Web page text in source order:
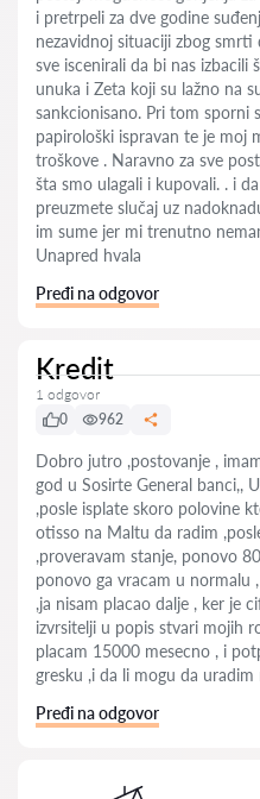
i pretrpeli za dve godine
nezavidnoj situaciji zbog
sve iscenirali da bi nas izbacili
unuka i Zeta koji su lažno na
sankcionisano. Pri tom sporni
papirološki ispravan te je moj
troškove . Naravno za sve
šta smo ulagali i kupovali. . i
preuzmete slučaj uz
im sume jer mi trenutno
Unapred hvala
Pređi na odgovor
Kredit
1 odgovor
0
962
Dobro jutro ,postovanje ,
god u Sosirte General banci,,
,posle isplate skoro polovine
otisso na Maltu da radim
,proveravam stanje, ponovo
ponovo ga vracam u normalu
,ja nisam placao dalje , ker je
izvrsitelji u popis stvari mojih
placam 15000 mesecno , i
gresku ,i da li mogu da uradim
Pređi na odgovor